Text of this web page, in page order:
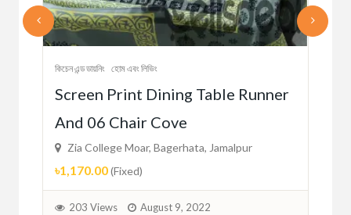
কিচেন এন্ড ডায়নিং হোম এবং লিভিং
Screen Print Dining Table Runner
And 06 Chair Cove
Zia College Moar, Bagerhata, Jamalpur
৳1,170.00(Fixed)
203 Views August 9, 2022